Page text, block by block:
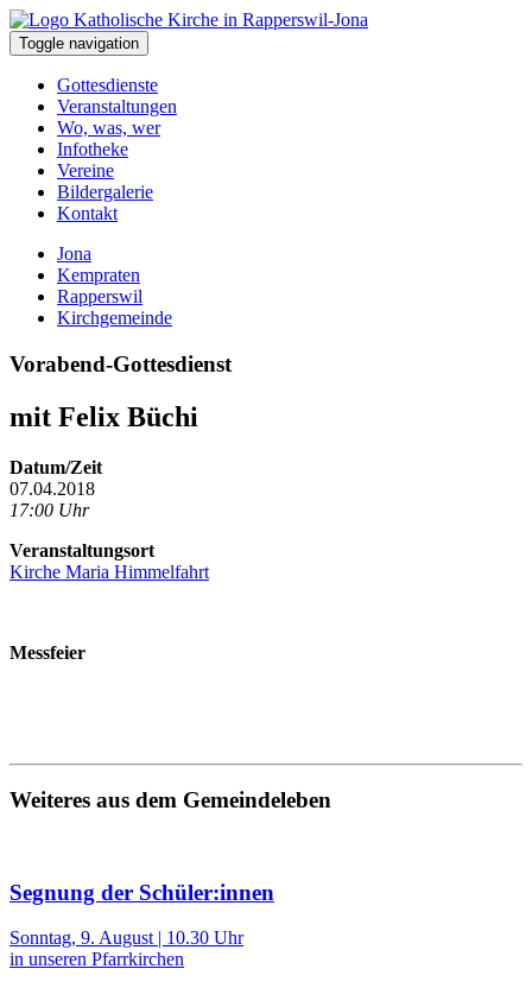
Toggle navigation
Gottesdienste
Veranstaltungen
Wo, was, wer
Infotheke
Vereine
Bildergalerie
Kontakt
Jona
Kempraten
Rapperswil
Kirchgemeinde
Vorabend-Gottesdienst
mit Felix Büchi
Datum/Zeit
07.04.2018
17:00 Uhr
Veranstaltungsort
Kirche Maria Himmelfahrt
Messfeier
Weiteres aus dem Gemeindeleben
Segnung der Schüler:innen
Sonntag, 9. August | 10.30 Uhr
in unseren Pfarrkirchen